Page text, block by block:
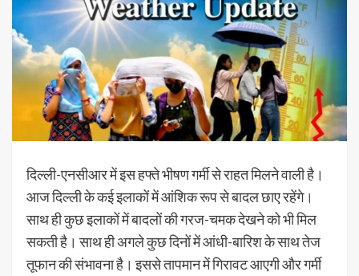
दिल्ली-एनसीआर में इस हफ्ते भीषण गर्मी से राहत मिलने वाली है।
आज दिल्ली के कई इलाकों में आंशिक रूप से बादल छाए रहेंगे।
साथ ही कुछ इलाकों में बादलों की गरज-चमक देखने को भी मिल
सकती है। साथ ही अगले कुछ दिनों में आंधी-बारिश के साथ तेज
तूफान की संभावना है। इससे तापमान में गिरावट आएगी और गर्मी